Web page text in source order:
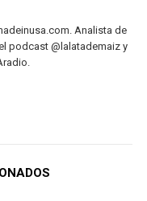
Analista de
podcast @lalatademaiz y